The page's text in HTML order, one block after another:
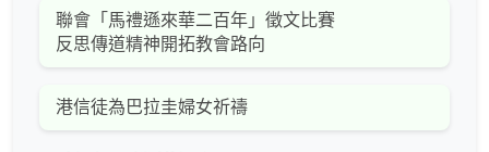
聯會「馬禮遜來華二百年」徵文比賽
反思傳道精神開拓教會路向
港信徒為巴拉圭婦女祈禱